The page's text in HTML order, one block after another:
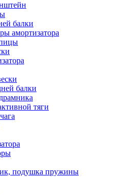
балки
амортизатора
балки
тяги
подушка пружины